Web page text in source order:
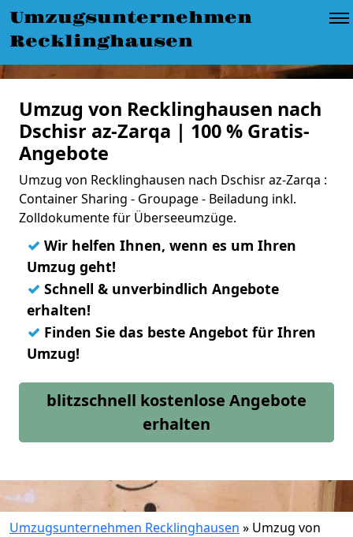
Umzugsunternehmen
Recklinghausen
Umzug von Recklinghausen nach
Dschisr az-Zarqa | 100 % Gratis-
Angebote
Umzug von Recklinghausen nach Dschisr az-Zarqa :
Container Sharing - Groupage - Beiladung inkl.
Zolldokumente für Überseeumzüge.
✓ Wir helfen Ihnen, wenn es um Ihren
Umzug geht!
✓ Schnell & unverbindlich Angebote
erhalten!
✓ Finden Sie das beste Angebot für Ihren
Umzug!
blitzschnell kostenlose Angebote
erhalten
Umzugsunternehmen Recklinghausen » Umzug von